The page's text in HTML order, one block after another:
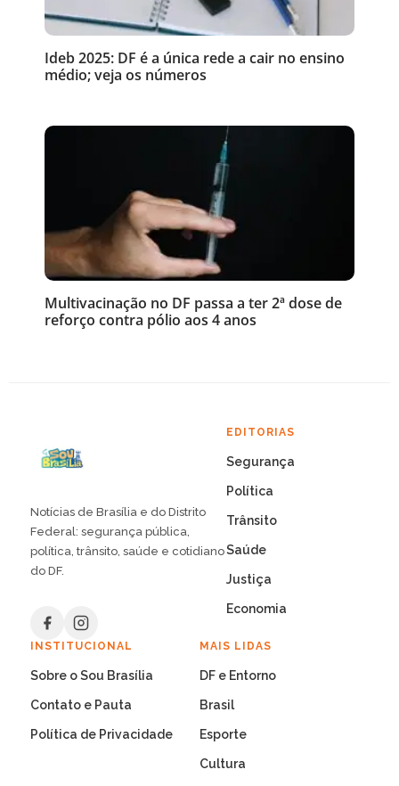
Ideb 2025: DF é a única rede a cair no ensino
médio; veja os números
Multivacinação no DF passa a ter 2ª dose de
reforço contra pólio aos 4 anos
Notícias de Brasília e do Distrito
Federal: segurança pública,
política, trânsito, saúde e cotidiano
do DF.
EDITORIAS
Segurança
Política
Trânsito
Saúde
Justiça
Economia
INSTITUCIONAL
Sobre o Sou Brasília
Contato e Pauta
Política de Privacidade
MAIS LIDAS
DF e Entorno
Brasil
Esporte
Cultura